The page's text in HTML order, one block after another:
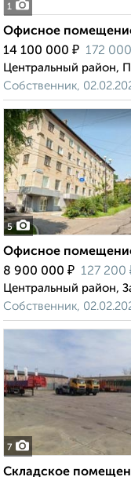
1
Офисное
14 100 000 ₽ 172 000
Центральный район,
Собственник,
5
Офисное
8 900 000 ₽ 127 200
Центральный район,
Собственник,
7
Складское